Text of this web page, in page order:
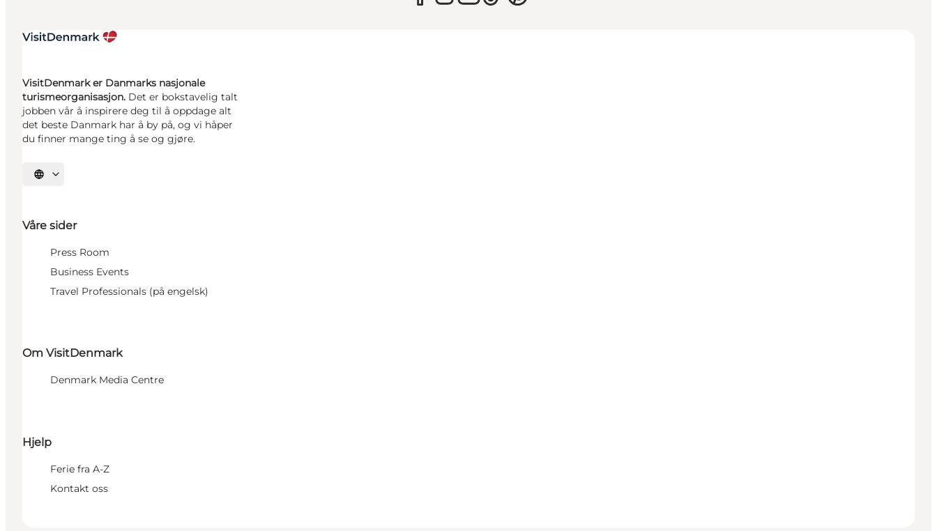
VisitDenmark er Danmarks nasjonale
turismeorganisasjon. Det er bokstavelig talt
jobben vår å inspirere deg til å oppdage alt
det beste Danmark har å by på, og vi håper
du finner mange ting å se og gjøre.
Velg språk
Våre sider
Press Room
Business Events
Travel Professionals (på engelsk)
Om VisitDenmark
Denmark Media Centre
Hjelp
Ferie fra A-Z
Kontakt oss